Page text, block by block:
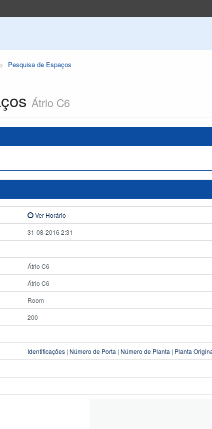
Pesquisa de Espaços
Átrio C6
Ver Horário
31-08-2016 2:31
Átrio C6
Átrio C6
Room
200
Identificações | Número de Porta | Número de Planta | Planta